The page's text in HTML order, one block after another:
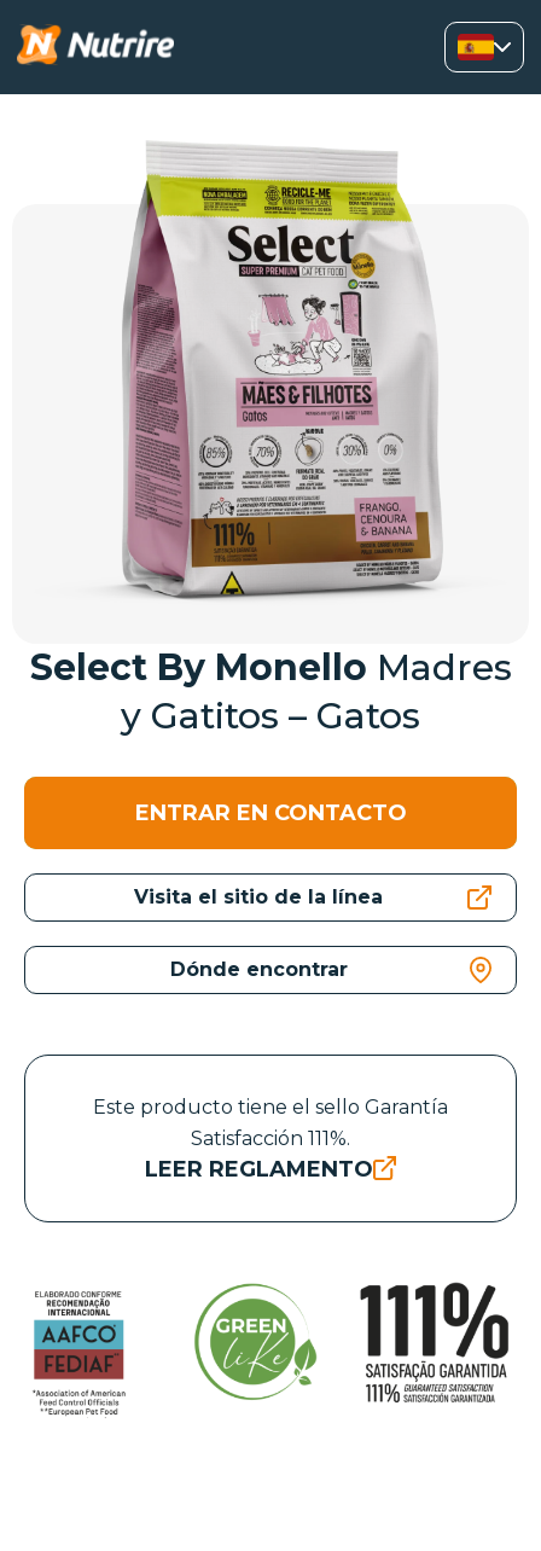
Select By Monello Madres
y Gatitos – Gatos
ENTRAR EN CONTACTO
Visita el sitio de la línea
Dónde encontrar
Este producto tiene el sello Garantía
Satisfacción 111%.
LEER REGLAMENTO